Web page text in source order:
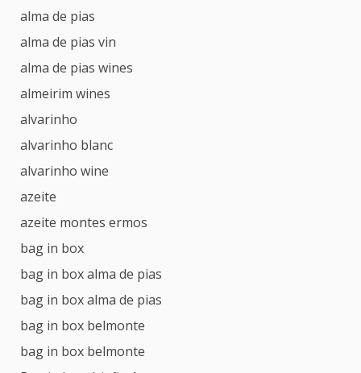
alma de pias
alma de pias vin
alma de pias wines
almeirim wines
alvarinho
alvarinho blanc
alvarinho wine
azeite
azeite montes ermos
bag in box
bag in box alma de pias
bag in box alma de pias
bag in box belmonte
bag in box belmonte